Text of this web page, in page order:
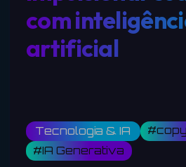
com
artificial
Tecnologia & IA
#IA Generativa